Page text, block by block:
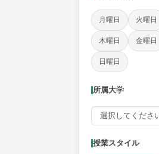
月曜日 火曜日
木曜日 金曜日
日曜日
所属大学
授業スタイル
数学 現代文
時給：¥1,000 ～ ¥10,000
授業可能日
月曜日 火曜日